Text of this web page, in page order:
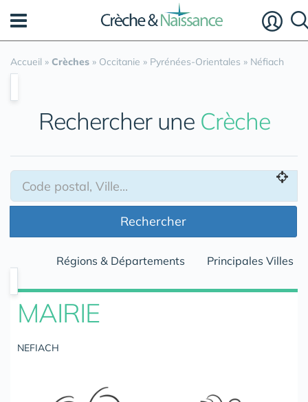
Accueil » Crèches » Occitanie » Pyrénées-Orientales » Néfiach
Rechercher une Crèche
Rechercher
Régions & Départements Principales Villes
MAIRIE
NEFIACH